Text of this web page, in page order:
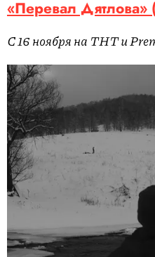
«Перевал Дятлова»
С 16 ноября на ТНТ и